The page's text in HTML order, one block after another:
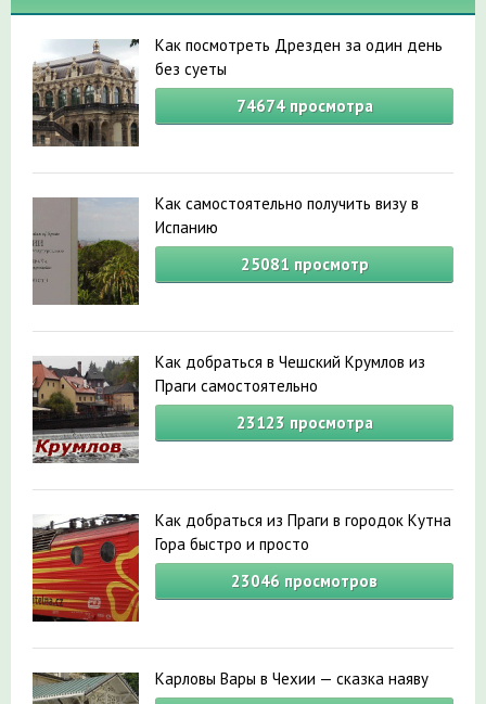
Как посмотреть Дрезден за один день
без суеты
74674просмотра
Как самостоятельно получить визу в
Испанию
25081просмотр
Как добраться в Чешский Крумлов из
Праги самостоятельно
23123 просмотра
Как добраться из Праги в городок Кутна
Гора быстро и просто
23046 просмотров
Карловы Вары в Чехии — сказка наяву